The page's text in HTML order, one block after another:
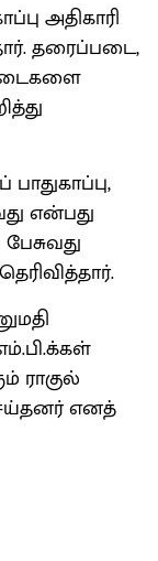
அதிகாரி
தரைப்படை,
என்பது
ராகுல்
எனத்